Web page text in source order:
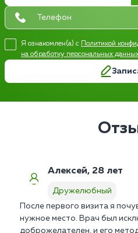
Я ознакомлен(а) с Политикой
на обработку персональных
Алексей, 28 лет
Дружелюбный
После первого визита я
нужное место. Врач был
доброжелателен, и его